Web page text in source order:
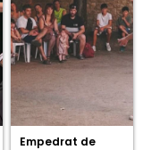
Empedrat de